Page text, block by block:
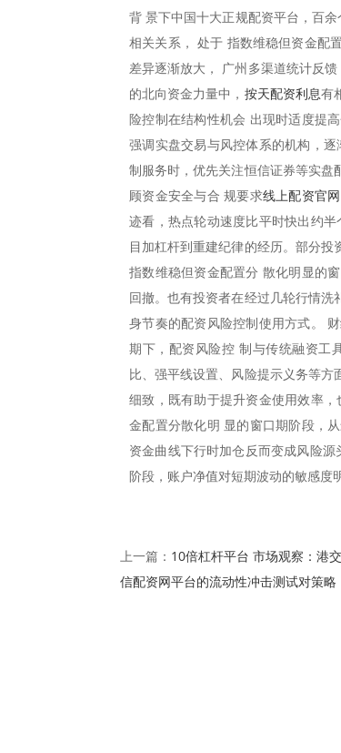
背 景下中国十大正规配资平台，百
相关关系， 处于 指数维稳但资金配
差异逐渐放大， 广州多渠道统计反
的北向资金力量中， 按天配资利息有
险控制在结构性机会 出现时适度提
强调实盘交易与风控体系的机构，
制服务时，优先关注恒信证券等实盘
顾资金安全与合 规要求线上配资官网
迹看，热点轮动速度比平时快出约
目加杠杆到重建纪律的经历。部分
指数维稳但资金配置分 散化明显的
回撤。也有投资者在经过几轮行情
身节奏的配资风险控制使用方式。
期下，配资风险控 制与传统融资工
比、强平线设置、风险提示义务等
细致，既有助于提升资金使用效率
金配置分散化明 显的窗口期阶段，
资金曲线下行时加仓反而变成风险
阶段，账户净值对短期波动的敏感度
上一篇： 10倍杠杆平台 市场观察：港
信配资网平台的流动性冲击测试对策略